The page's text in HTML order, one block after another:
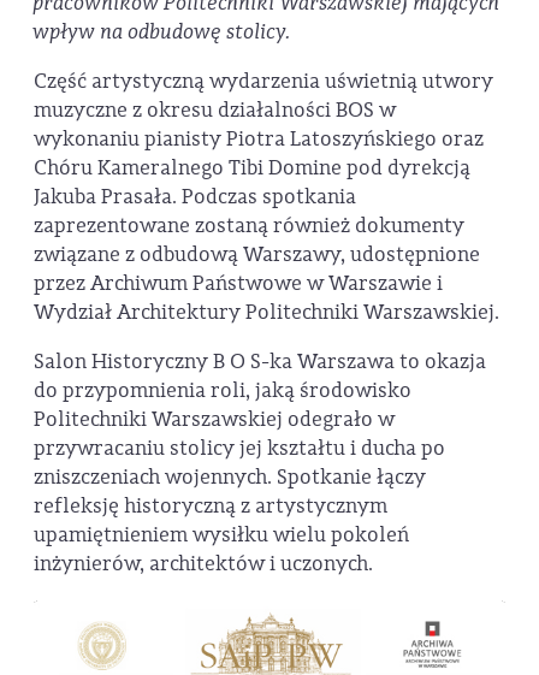
wpływ na odbudowę stolicy.
Część artystyczną wydarzenia uświetnią utwory
muzyczne z okresu działalności BOS w
wykonaniu pianisty Piotra Latoszyńskiego oraz
Chóru Kameralnego Tibi Domine pod dyrekcją
Jakuba Prasała. Podczas spotkania
zaprezentowane zostaną również dokumenty
związane z odbudową Warszawy, udostępnione
przez Archiwum Państwowe w Warszawie i
Wydział Architektury Politechniki Warszawskiej.
Salon Historyczny B O S-ka Warszawa to okazja
do przypomnienia roli, jaką środowisko
Politechniki Warszawskiej odegrało w
przywracaniu stolicy jej kształtu i ducha po
zniszczeniach wojennych. Spotkanie łączy
refleksję historyczną z artystycznym
upamiętnieniem wysiłku wielu pokoleń
inżynierów, architektów i uczonych.